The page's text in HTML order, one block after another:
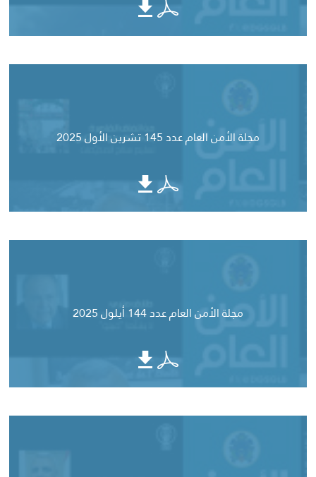
مجلة الأمن العام عدد 145 تشرين الأول 2025
مجلة الأمن العام عدد 144 أيلول 2025